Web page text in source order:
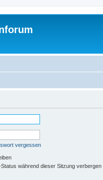
vergessen
Status während dieser Sitzung verbergen